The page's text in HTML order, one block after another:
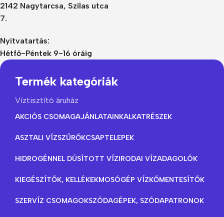
2142 Nagytarcsa, Szilas utca
7.
Nyitvatartás:
Hétfő-Péntek 9-16 óráig
Termék kategóriák
Víztisztító áruház
AKCIÓS CSOMAGAJÁNLATAINKALKATRÉSZEK
ASZTALI VÍZSZŰRŐKCSAPTELEPEK
HIDROGÉNNEL DÚSÍTOTT VÍZIRODAI VÍZADAGOLÓK
KIEGÉSZÍTŐK, KELLÉKEKMOSÓGÉP VÍZKŐMENTESÍTŐK
SZERVÍZ CSOMAGOKSZÓDAGÉPEK, SZÓDAPATRONOK